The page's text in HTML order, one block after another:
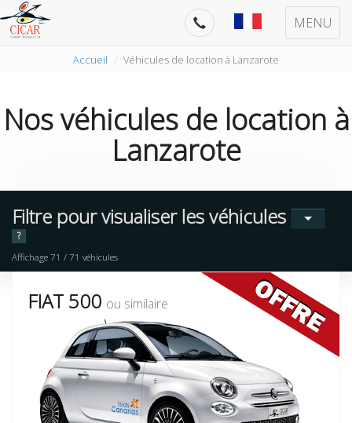
MENU
Accueil Véhicules de location à Lanzarote
Nosvéhicules de location à
Lanzarote
Filtre pour visualiser les véhicules
?
Affichage 71 / 71 véhicules
FIAT 500 ou similaire